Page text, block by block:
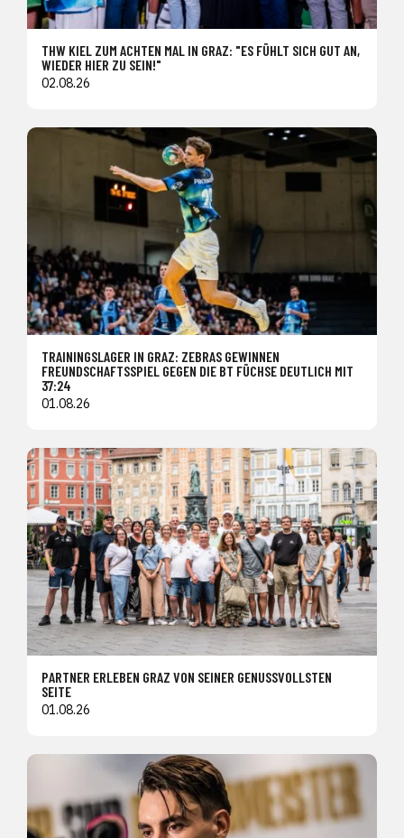
THW KIEL ZUM ACHTEN MAL IN GRAZ: "ES FÜHLT SICH GUT AN,
WIEDER HIER ZU SEIN!"
02.08.26
TRAININGSLAGER IN GRAZ: ZEBRAS GEWINNEN
FREUNDSCHAFTSSPIEL GEGEN DIE BT FÜCHSE DEUTLICH MIT
37:24
01.08.26
PARTNER ERLEBEN GRAZ VON SEINER GENUSSVOLLSTEN
SEITE
01.08.26